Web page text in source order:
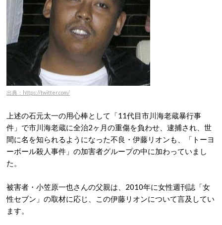
出典：https://twitter.com/
上述の石元太一の用心棒として「11代目市川海老蔵暴行事
件」で市川海老蔵に全治2ヶ月の重傷を負わせ、逮捕され、世
間に名を知られるようになった不良・伊藤リオンも、「トーヨ
ーボール殺人事件」の加害者グループの中に加わっていまし
た。
被害者・小笠原一也さんの父親は、2010年に女性週刊誌「女
性セブン」の取材に応じ、この伊藤リオンについて言及してい
ます。